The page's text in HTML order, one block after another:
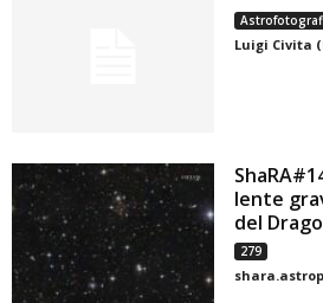
Luigi Civita
lente
del Drago
279